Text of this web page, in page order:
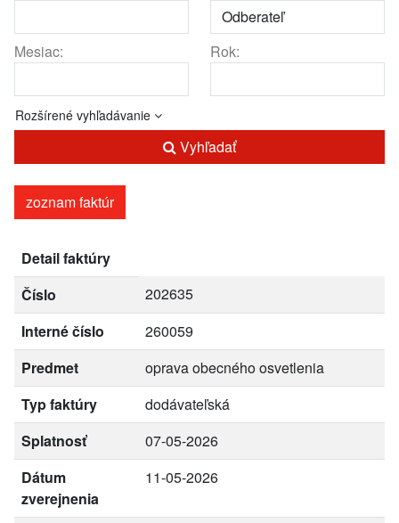
Mesiac: Rok:
Rozšírené vyhľadávanie
Vyhľadať
zoznam faktúr
Detail faktúry
Číslo
202635
Interné číslo
260059
Predmet
oprava obecného osvetlenia
Typ faktúry
dodávateľská
Splatnosť
07-05-2026
Dátum
zverejnenia
11-05-2026